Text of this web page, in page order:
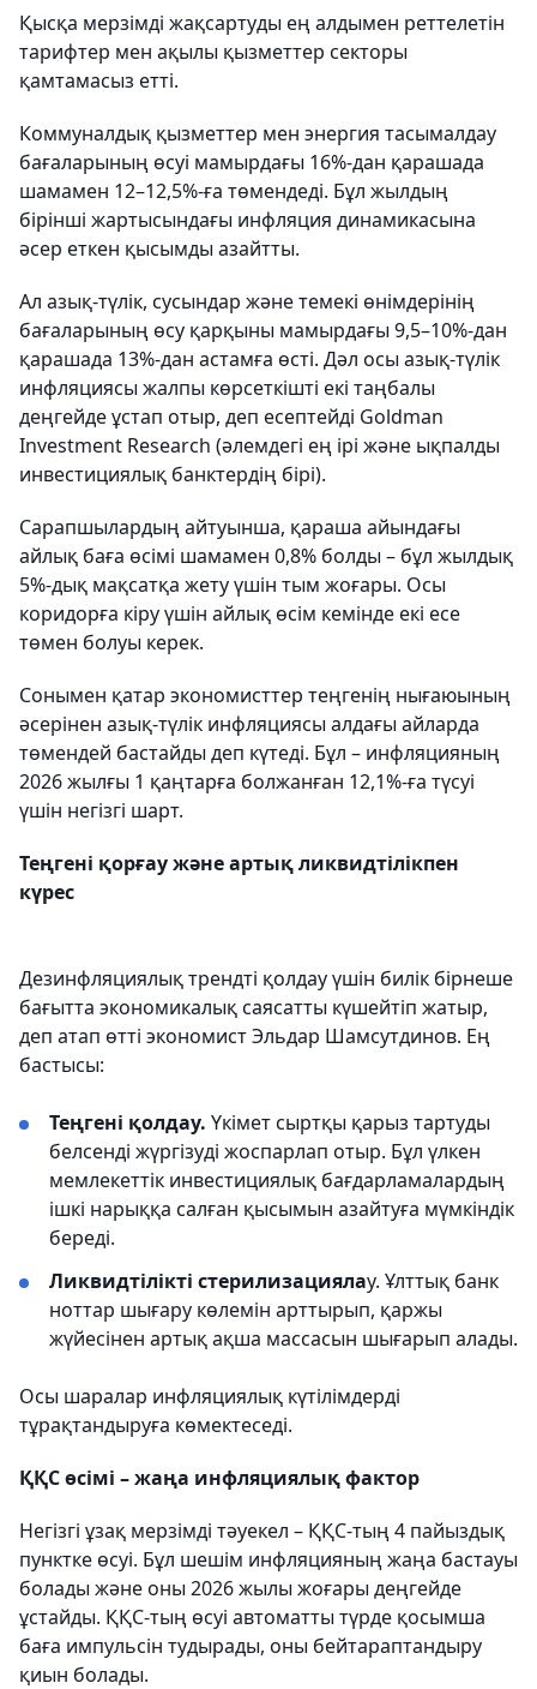
Қысқа мерзімді жақсартуды ең алдымен реттелетін
тарифтер мен ақылы қызметтер секторы
қамтамасыз етті.
Коммуналдық қызметтер мен энергия тасымалдау
бағаларының өсуі мамырдағы 16%-дан қарашада
шамамен 12–12,5%-ға төмендеді. Бұл жылдың
бірінші жартысындағы инфляция динамикасына
әсер еткен қысымды азайтты.
Ал азық-түлік, сусындар және темекі өнімдерінің
бағаларының өсу қарқыны мамырдағы 9,5–10%-дан
қарашада 13%-дан астамға өсті. Дәл осы азық-түлік
инфляциясы жалпы көрсеткішті екі таңбалы
деңгейде ұстап отыр, деп есептейді Goldman
Investment Research (әлемдегі ең ірі және ықпалды
инвестициялық банктердің бірі).
Сарапшылардың айтуынша, қараша айындағы
айлық баға өсімі шамамен 0,8% болды – бұл жылдық
5%-дық мақсатқа жету үшін тым жоғары. Осы
коридорға кіру үшін айлық өсім кемінде екі есе
төмен болуы керек.
Сонымен қатар экономисттер теңгенің нығаюының
әсерінен азық-түлік инфляциясы алдағы айларда
төмендей бастайды деп күтеді. Бұл – инфляцияның
2026 жылғы 1 қаңтарға болжанған 12,1%-ға түсуі
үшін негізгі шарт.
Теңгені қорғау және артық ликвидтілікпен
күрес
Дезинфляциялық трендті қолдау үшін билік бірнеше
бағытта экономикалық саясатты күшейтіп жатыр,
деп атап өтті экономист Эльдар Шамсутдинов. Ең
бастысы:
Теңгені қолдау. Үкімет сыртқы қарыз тартуды
белсенді жүргізуді жоспарлап отыр. Бұл үлкен
мемлекеттік инвестициялық бағдарламалардың
ішкі нарыққа салған қысымын азайтуға мүмкіндік
береді.
Ликвидтілікті стерилизациялау. Ұлттық банк
ноттар шығару көлемін арттырып, қаржы
жүйесінен артық ақша массасын шығарып алады.
Осы шаралар инфляциялық күтілімдерді
тұрақтандыруға көмектеседі.
ҚҚС өсімі – жаңа инфляциялық фактор
Негізгі ұзақ мерзімді тәуекел – ҚҚС-тың 4 пайыздық
пунктке өсуі. Бұл шешім инфляцияның жаңа бастауы
болады және оны 2026 жылы жоғары деңгейде
ұстайды. ҚҚС-тың өсуі автоматты түрде қосымша
баға импульсін тудырады, оны бейтараптандыру
қиын болады.